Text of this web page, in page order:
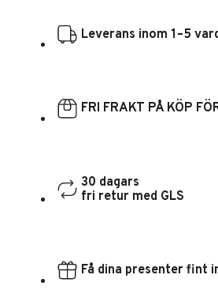
Leverans inom 1–5
FRI FRAKT PÅ KÖP
30 dagars
fri retur med GLS
Få dina presenter fint